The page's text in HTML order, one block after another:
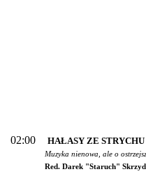
02:00 HAŁASY ZE STRYCHU
Muzyka nienowa, ale o
Red. Darek "Staruch"